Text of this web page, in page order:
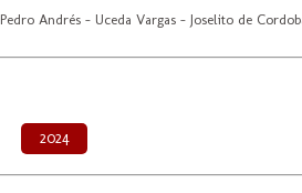
Pedro Andrés - Uceda Vargas - Joselito de
2024